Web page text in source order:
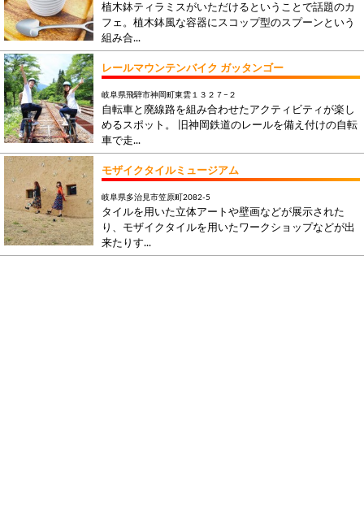
植木鉢ティラミスがいただけるということで話題のカ
フェ。植木鉢風な容器にスコップ型のスプーンという
組み合...
レールマウンテンバイク ガッタンゴー
岐阜県飛騨市神岡町東雲１３２７−２
自転車と廃線路を組み合わせたアクティビティが楽し
めるスポット。 旧神岡鉄道のレールを備え付けの自転
車で走...
モザイクタイルミュージアム
岐阜県多治見市笠原町2082-5
タイルを用いた立体アートや壁画などが展示された
り、モザイクタイルを用いたワークショップなどが出
来たりす...